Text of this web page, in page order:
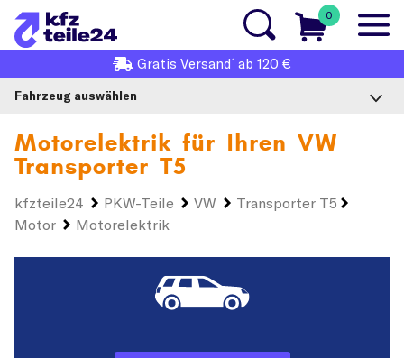
0
Gratis Versand1 ab 120 €
Fahrzeug auswählen
Motorelektrik für Ihren VW
Transporter T5
kfzteile24 PKW-Teile VW
Transporter T5
Motor
Motorelektrik